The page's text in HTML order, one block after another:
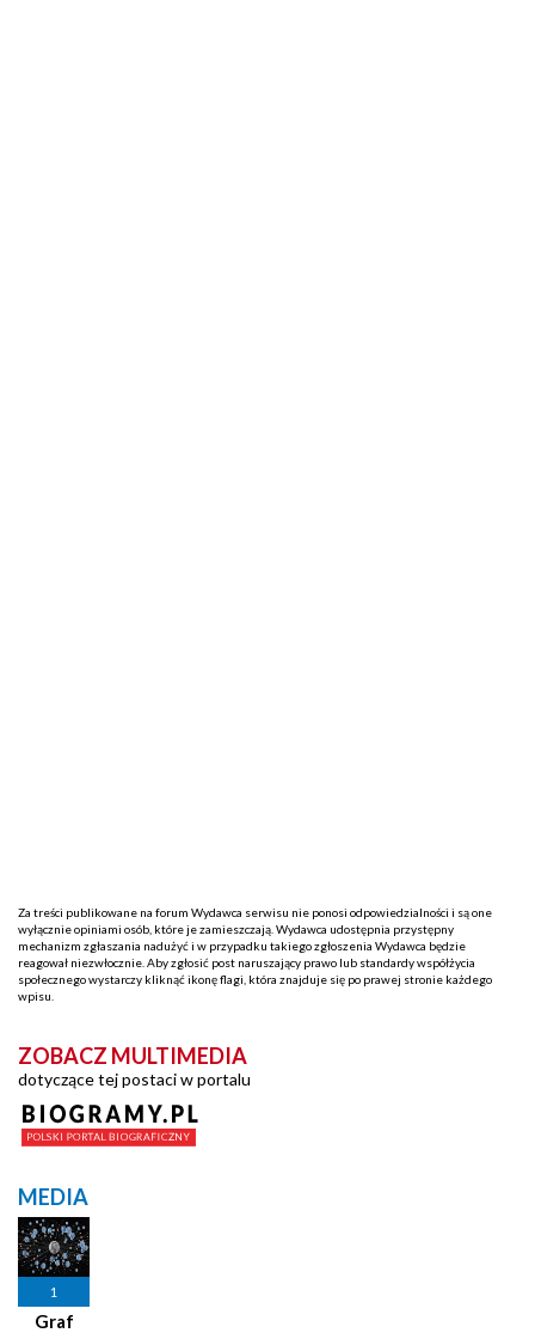
Za treści publikowane na forum Wydawca serwisu nie ponosi odpowiedzialności i są one
wyłącznie opiniami osób, które je zamieszczają. Wydawca udostępnia przystępny
mechanizm zgłaszania nadużyć i w przypadku takiego zgłoszenia Wydawca będzie
reagował niezwłocznie. Aby zgłosić post naruszający prawo lub standardy współżycia
społecznego wystarczy kliknąć ikonę flagi, która znajduje się po prawej stronie każdego
wpisu.
ZOBACZ MULTIMEDIA
dotyczące tej postaci w portalu
MEDIA
1
Graf